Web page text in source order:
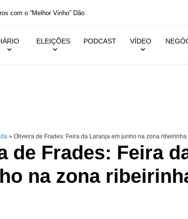
com o “Melhor Vinho” Dão
ELEIÇÕES PODCAST VÍDEO
» Oliveira de Frades: Feira da Laranja em junho na zona
de Frades: Feira
na zona